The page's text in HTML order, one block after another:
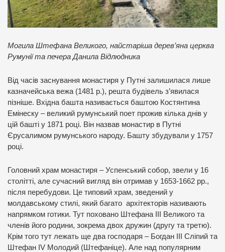
Могила Штефана Великого, найстаріша дерев’яна церква
Румунії та печера Данила Відлюдника
Від часів заснування монастиря у Путні залишилася лише
казначейська вежа (1481 р.), решта будівель з’явилася
пізніше. Вхідна башта називається баштою Костянтина
Емінеску – великий румунський поет прожив кілька днів у
цій башті у 1871 році. Він назвав монастир в Путні
Єрусалимом румунського народу. Башту збудували у 1757
році.
Головний храм монастиря – Успенський собор, звели у 16
столітті, але сучасний вигляд він отримав у 1653-1662 рр.,
після перебудови. Це типовий храм, зведений у
молдавському стилі, який багато архітекторів називають
напрямком готики. Тут поховано Штефана ІІІ Великого та
членів його родини, зокрема двох дружин (другу та третю).
Крім того тут лежать ще два господаря – Богдан ІІІ Сліпий та
Штефан IV Молодий (Штефаніце). Але над популярним